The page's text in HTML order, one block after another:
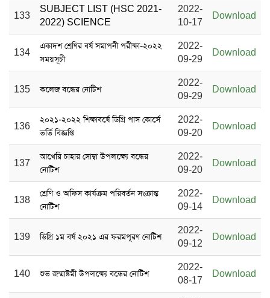
133
SUBJECT LIST (HSC 2021-
2022) SCIENCE
2022-
10-17
Download
134
একাদশ শ্রেণির বর্ষ সমাপনী পরীক্ষা-২০২২
সময়সূচী
2022-
09-29
Download
135 কলেজ বন্ধের নোটিশ
2022-
09-29
Download
136
২০২১-২০২২ শিক্ষাবর্ষে ডিগ্রি পাস কোর্সে
ভর্তি বিজ্ঞপ্তি
2022-
09-20
Download
137
আখেরি চাহার সোম্বা উপলক্ষ্যে বন্ধের
নোটিশ
2022-
09-20
Download
138
শ্রেণি ও অফিস কার্যক্রম পরিবর্তন সংক্রান্ত
নোটিশ
2022-
09-14
Download
139 ডিগ্রি ১ম বর্ষ ২০২১ এর ফরমপূরণ নোটিশ
2022-
09-12
Download
140 শুভ জন্মাষ্টমী উপলক্ষ্যে বন্ধের নোটিশ
2022-
08-17
Download